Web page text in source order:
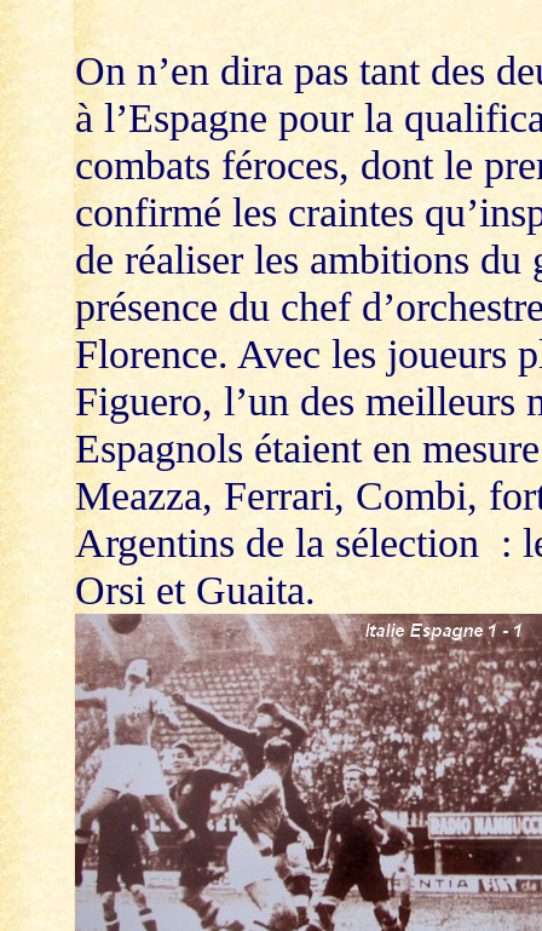
On n’en dira pas tant des
à l’Espagne pour la
combats féroces, dont le
confirmé les craintes
de réaliser les ambitions du
présence du chef
Florence. Avec les joueurs
Figuero, l’un des meilleurs
Espagnols étaient en
Meazza, Ferrari, Combi,
Argentins de la sélection :
Orsi et Guaita.